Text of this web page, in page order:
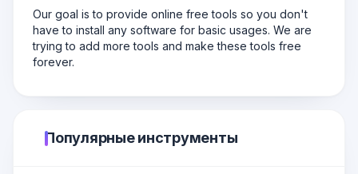
Our goal is to provide online free tools so you don't
have to install any software for basic usages. We are
trying to add more tools and make these tools free
forever.
Популярные инструменты